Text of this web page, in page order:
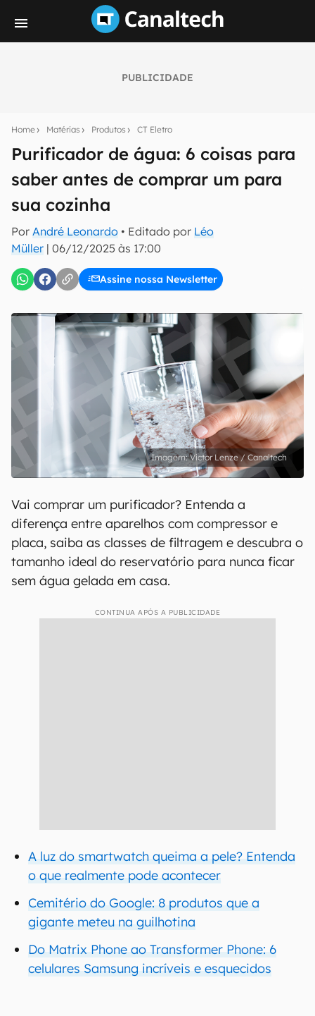
PUBLICIDADE
Home Matérias Produtos CT Eletro
Purificador de água: 6 coisas para
saber antes de comprar um para
sua cozinha
Por André Leonardo • Editado por Léo
Müller | 06/12/2025 às 17:00
Assine nossa Newsletter
notícias e reviews sobre tecnologia em primeira
mão.
E-mail
inscreva-se
Confirmo que li, aceito e concordo com os Termos de
Uso e Política de Privacidade do Canaltech.
Victor Lenze / Canaltech
Vai comprar um purificador? Entenda a
diferença entre aparelhos com compressor e
placa, saiba as classes de filtragem e descubra o
tamanho ideal do reservatório para nunca ficar
sem água gelada em casa.
CONTINUA APÓS A PUBLICIDADE
A luz do smartwatch queima a pele? Entenda
o que realmente pode acontecer
Cemitério do Google: 8 produtos que a
gigante meteu na guilhotina
Do Matrix Phone ao Transformer Phone: 6
celulares Samsung incríveis e esquecidos